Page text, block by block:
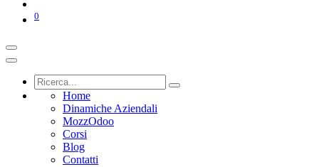
0
Home
Dinamiche Aziendali
MozzOdoo
Corsi
Blog
Contatti